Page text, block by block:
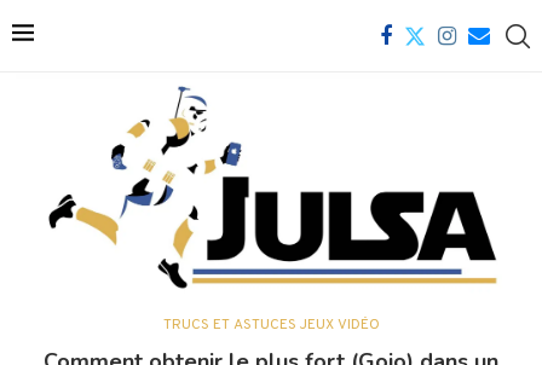
TRUCS ET ASTUCES JEUX VIDÉO